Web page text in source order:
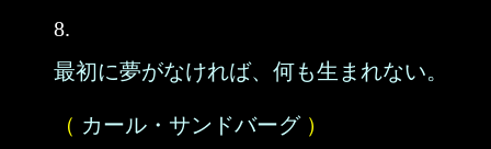
8.
最初に夢がなければ、何も生まれない。
（ カール・サンドバーグ）